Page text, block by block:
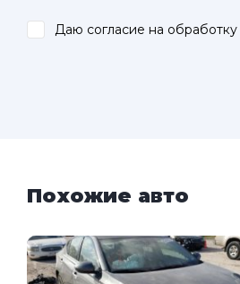
Даю согласие на обработку
Похожие авто